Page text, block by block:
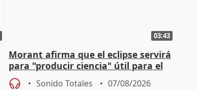
03:43
Morant afirma que el eclipse servirá
para "producir ciencia" útil para el
resto del mundo
Sonido Totales 07/08/2026